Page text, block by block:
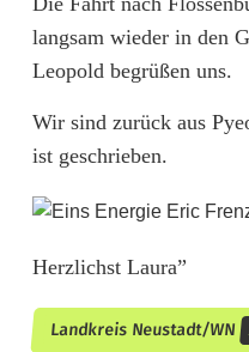
langsam wieder in den
Leopold begrüßen uns.
Wir sind zurück aus
ist geschrieben.
Herzlichst Laura”
Landkreis Neustadt/WN